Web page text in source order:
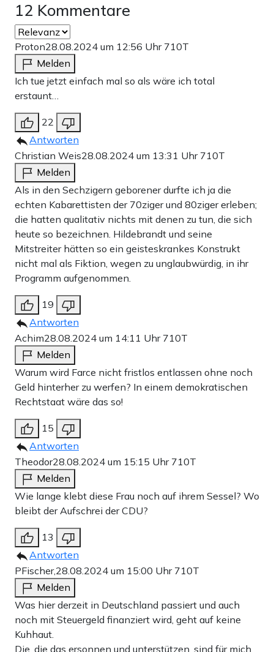
12 Kommentare
Proton28.08.2024 um 12:56 Uhr 710T
Melden
Ich tue jetzt einfach mal so als wäre ich total
erstaunt…
22
Antworten
Christian Weis28.08.2024 um 13:31 Uhr 710T
Melden
Als in den Sechzigern geborener durfte ich ja die
echten Kabarettisten der 70ziger und 80ziger erleben;
die hatten qualitativ nichts mit denen zu tun, die sich
heute so bezeichnen. Hildebrandt und seine
Mitstreiter hätten so ein geisteskrankes Konstrukt
nicht mal als Fiktion, wegen zu unglaubwürdig, in ihr
Programm aufgenommen.
19
Antworten
Achim28.08.2024 um 14:11 Uhr 710T
Melden
Warum wird Farce nicht fristlos entlassen ohne noch
Geld hinterher zu werfen? In einem demokratischen
Rechtstaat wäre das so!
15
Antworten
Theodor28.08.2024 um 15:15 Uhr 710T
Melden
Wie lange klebt diese Frau noch auf ihrem Sessel? Wo
bleibt der Aufschrei der CDU?
13
Antworten
PFischer,28.08.2024 um 15:00 Uhr 710T
Melden
Was hier derzeit in Deutschland passiert und auch
noch mit Steuergeld finanziert wird, geht auf keine
Kuhhaut.
Die, die das ersonnen und unterstützen, sind für mich